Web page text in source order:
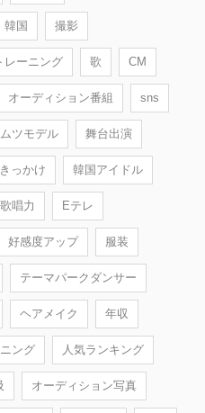
韓国 撮影
レーニング 歌 CM
オーディション番組 sns
ツモデル 舞台出演
きっかけ 韓国アイドル
歌唱力 Eテレ
好感度アップ 服装
テーマパークダンサー
ヘアメイク 年収
ング 人気ランキング
オーディション写真